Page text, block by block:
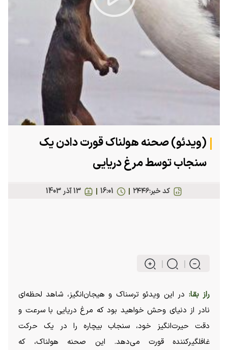
Play
Video
(ویدئو) صحنه هولناک قورت دادن یک
سنجاب توسط مرغ دریایی
کد خبر:۲۴۴۶ 13 آذر 1403 16:01
راز بقا: در این ویدئو ترسناک و هیجان‌انگیز، شاهد لحظه‌ای
نادر از دنیای وحش خواهید بود که مرغ دریایی با سرعت و
دقت حیرت‌انگیز خود، سنجاب بیچاره را در یک حرکت
غافلگیرکننده قورت می‌دهد. این صحنه هولناک، که